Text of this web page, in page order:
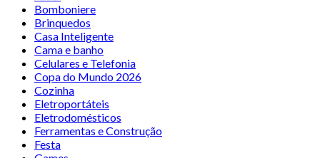
Bomboniere
Brinquedos
Casa Inteligente
Cama e banho
Celulares e Telefonia
Copa do Mundo 2026
Cozinha
Eletroportáteis
Eletrodomésticos
Ferramentas e Construção
Festa